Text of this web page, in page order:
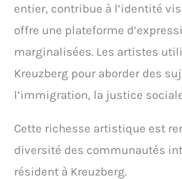
entier, contribue à l’identité
offre une plateforme
marginalisées. Les artistes
Kreuzberg pour aborder des
l’immigration, la justice
Cette richesse artistique est
diversité des communautés
résident à Kreuzberg.